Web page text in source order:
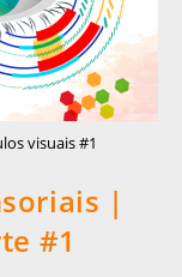
visuais #1
|
#1